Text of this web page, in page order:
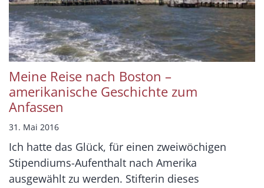
Meine Reise nach Boston –
amerikanische Geschichte zum
Anfassen
31. Mai 2016
Ich hatte das Glück, für einen zweiwöchigen
Stipendiums-Aufenthalt nach Amerika
ausgewählt zu werden. Stifterin dieses